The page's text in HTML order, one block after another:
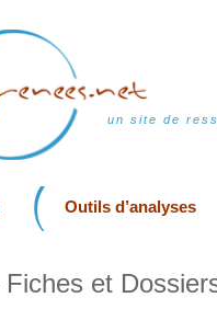
un site de
Outils d’analyses
Fiches et